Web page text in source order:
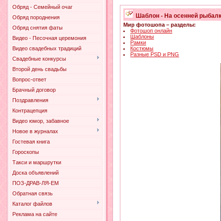
Обряд - Семейный очаг
Обряд породнения
Обряд снятия фаты
Видео - Песочная церемония
Видео свадебных традиций
Свадебные конкурсы
Второй день свадьбы
Вопрос-ответ
Брачный договор
Поздравления
Контрацепция
Видео юмор, забавное
Новое в журналах
Гостевая книга
Гороскопы
Такси и маршрутки
Доска объявлений
ПОЗ-ДРАВ-ЛЯ-ЕМ
Обратная связь
Каталог файлов
Реклама на сайте
Шаблон - На осенней
Мир фотошопа – разделы:
Фотошоп онлайн
Шаблоны
Рамки
Костюмы
Разные PSD и PNG